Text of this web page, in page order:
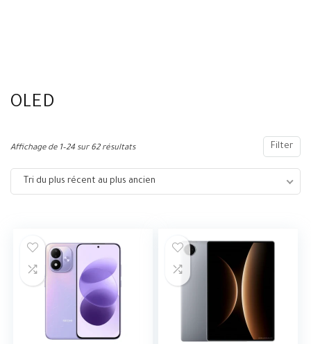
OLED
Filter
Affichage de 1–24 sur 62 résultats
Tri du plus récent au plus ancien